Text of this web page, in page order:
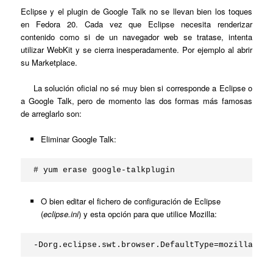
Eclipse y el plugin de Google Talk no se llevan bien los toques
en Fedora 20. Cada vez que Eclipse necesita renderizar
contenido como si de un navegador web se tratase, intenta
utilizar WebKit y se cierra inesperadamente. Por ejemplo al abrir
su Marketplace.
La solución oficial no sé muy bien si corresponde a Eclipse o
a Google Talk, pero de momento las dos formas más famosas
de arreglarlo son:
Eliminar Google Talk:
# yum erase google-talkplugin
O bien editar el fichero de configuración de Eclipse
(eclipse.ini) y esta opción para que utilice Mozilla:
-Dorg.eclipse.swt.browser.DefaultType=mozilla